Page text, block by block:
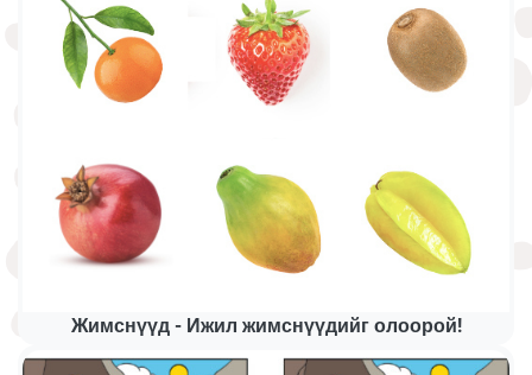
Жимснүүд - Ижил жимснүүдийг олоорой!